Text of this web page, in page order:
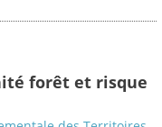
forêt et risque